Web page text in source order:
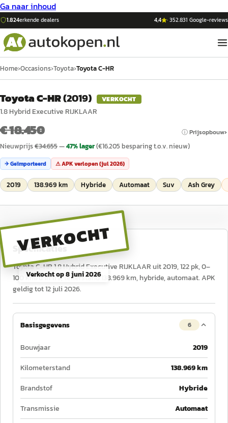
Ga naar inhoud
1.824erkende dealers 4,4 ·352.831 Google-reviews
Home›Occasions›Toyota›Toyota C-HR
Toyota C-HR(2019) VERKOCHT
1.8 Hybrid Executive RIJKLAAR
€ 18.450 ⓘ Prijsopbouw
Nieuwprijs€34.655—47% lager(€16.205 besparing t.o.v. nieuw)
✈ Geïmporteerd ⚠ APK verlopen (jul 2026)
2019 138.969 km Hybride Automaat Suv Ash Grey
VERKOCHT
Verkocht op8 juni 2026
Specificaties
Toyota C-HR 1.8 Hybrid Executive RIJKLAAR uit 2019, 122 pk, 0–
100 km/u in 11 s, tellerstand 138.969 km, hybride, automaat. APK
geldig tot 12 juli 2026.
Basisgegevens 6
Bouwjaar
2019
Kilometerstand
138.969 km
Brandstof
Hybride
Transmissie
Automaat